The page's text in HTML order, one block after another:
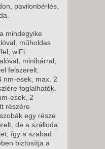
pavilonbérlés,
mindegyike
műholdas
wiFi
minibárral,
felszerelt.
nm-esek, max. 2
foglalhatók.
esek, 2
részére
egy része
de a szálloda
így a szabad
biztosítja a